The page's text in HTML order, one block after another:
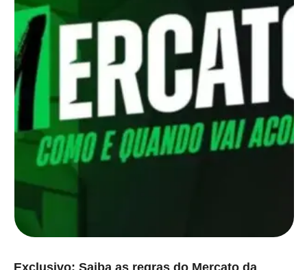
Exclusivo: Saiba as regras do Mercato da